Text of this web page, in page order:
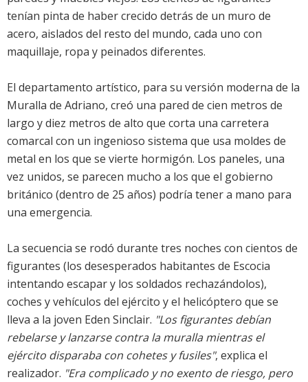
tenían pinta de haber crecido detrás de un muro de
acero, aislados del resto del mundo, cada uno con
maquillaje, ropa y peinados diferentes.
El departamento artístico, para su versión moderna de la
Muralla de Adriano, creó una pared de cien metros de
largo y diez metros de alto que corta una carretera
comarcal con un ingenioso sistema que usa moldes de
metal en los que se vierte hormigón. Los paneles, una
vez unidos, se parecen mucho a los que el gobierno
británico (dentro de 25 años) podría tener a mano para
una emergencia.
La secuencia se rodó durante tres noches con cientos de
figurantes (los desesperados habitantes de Escocia
intentando escapar y los soldados rechazándolos),
coches y vehículos del ejército y el helicóptero que se
lleva a la joven Eden Sinclair. "Los figurantes debían
rebelarse y lanzarse contra la muralla mientras el
ejército disparaba con cohetes y fusiles", explica el
realizador. "Era complicado y no exento de riesgo, pero